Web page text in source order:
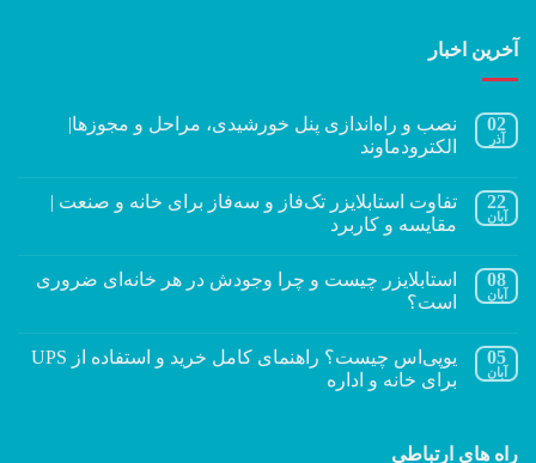
آخرین اخبار
02
آذر
نصب و راه‌اندازی پنل خورشیدی، مراحل و مجوزها|
الکترودماوند
22
آبان
تفاوت استابلایزر تک‌فاز و سه‌فاز برای خانه و صنعت |
مقایسه و کاربرد
08
آبان
استابلایزر چیست و چرا وجودش در هر خانه‌ای ضروری
است؟
05
آبان
یوپی‌اس چیست؟ راهنمای کامل خرید و استفاده از UPS
برای خانه و اداره
راه های ارتباطی